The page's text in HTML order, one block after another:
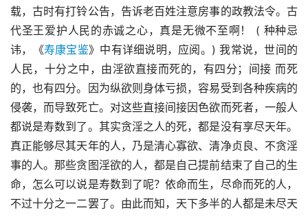
载，古时有打铃公告，告诉老百姓注意房事的政教法令。古
代圣王爱护人民的赤诚之心，真是无微不至啊！ ( 种种忌
讳，《寿康宝鉴》中有详细说明，应阅。) 我常说，世间的
人民，十分之中，由淫欲直接而死的，有四分；间接 而死
的，也有四分。因为纵欲则身体亏损，容易受到各种疾病的
侵袭，而导致死亡。对这些直接间接因色欲而死者，一般人
都说是寿数到了。其实贪淫之人的死，都是没有享尽天年。
真正能够尽其天年的人，乃是清心寡欲、清净贞良、不贪淫
事的人。那些贪图淫欲的人，都是自己提前结束了自己的生
命，怎么可以说是寿数到了呢？依命而生，尽命而死的人，
不过十分之一二罢了。由此而知，天下多半的人都是未尽天